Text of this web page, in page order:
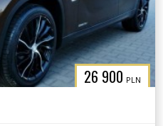
26 900 PLN